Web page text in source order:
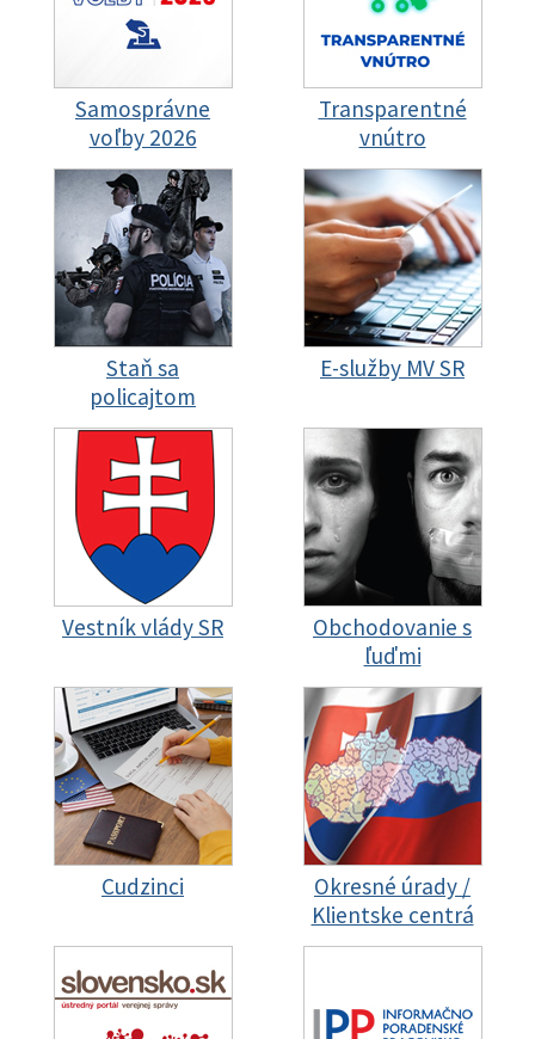
Samosprávne
voľby 2026
Transparentné
vnútro
Staň sa
policajtom
E-služby MV SR
Vestník vlády SR
Obchodovanie s
ľuďmi
Cudzinci
Okresné úrady /
Klientske centrá